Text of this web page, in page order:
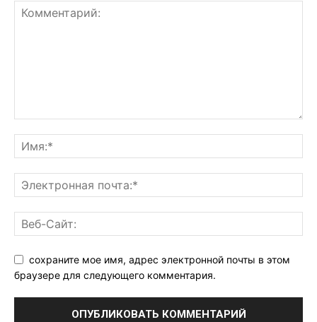
сохраните мое имя, адрес электронной почты в этом
браузере для следующего комментария.